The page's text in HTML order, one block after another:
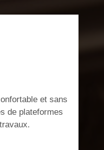
et sans
de plateformes